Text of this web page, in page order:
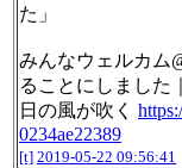
た」
みんなウェルカム
ることにしまし
日の風が吹く
0234ae22389
[t] 2019-05-22 09:56:41